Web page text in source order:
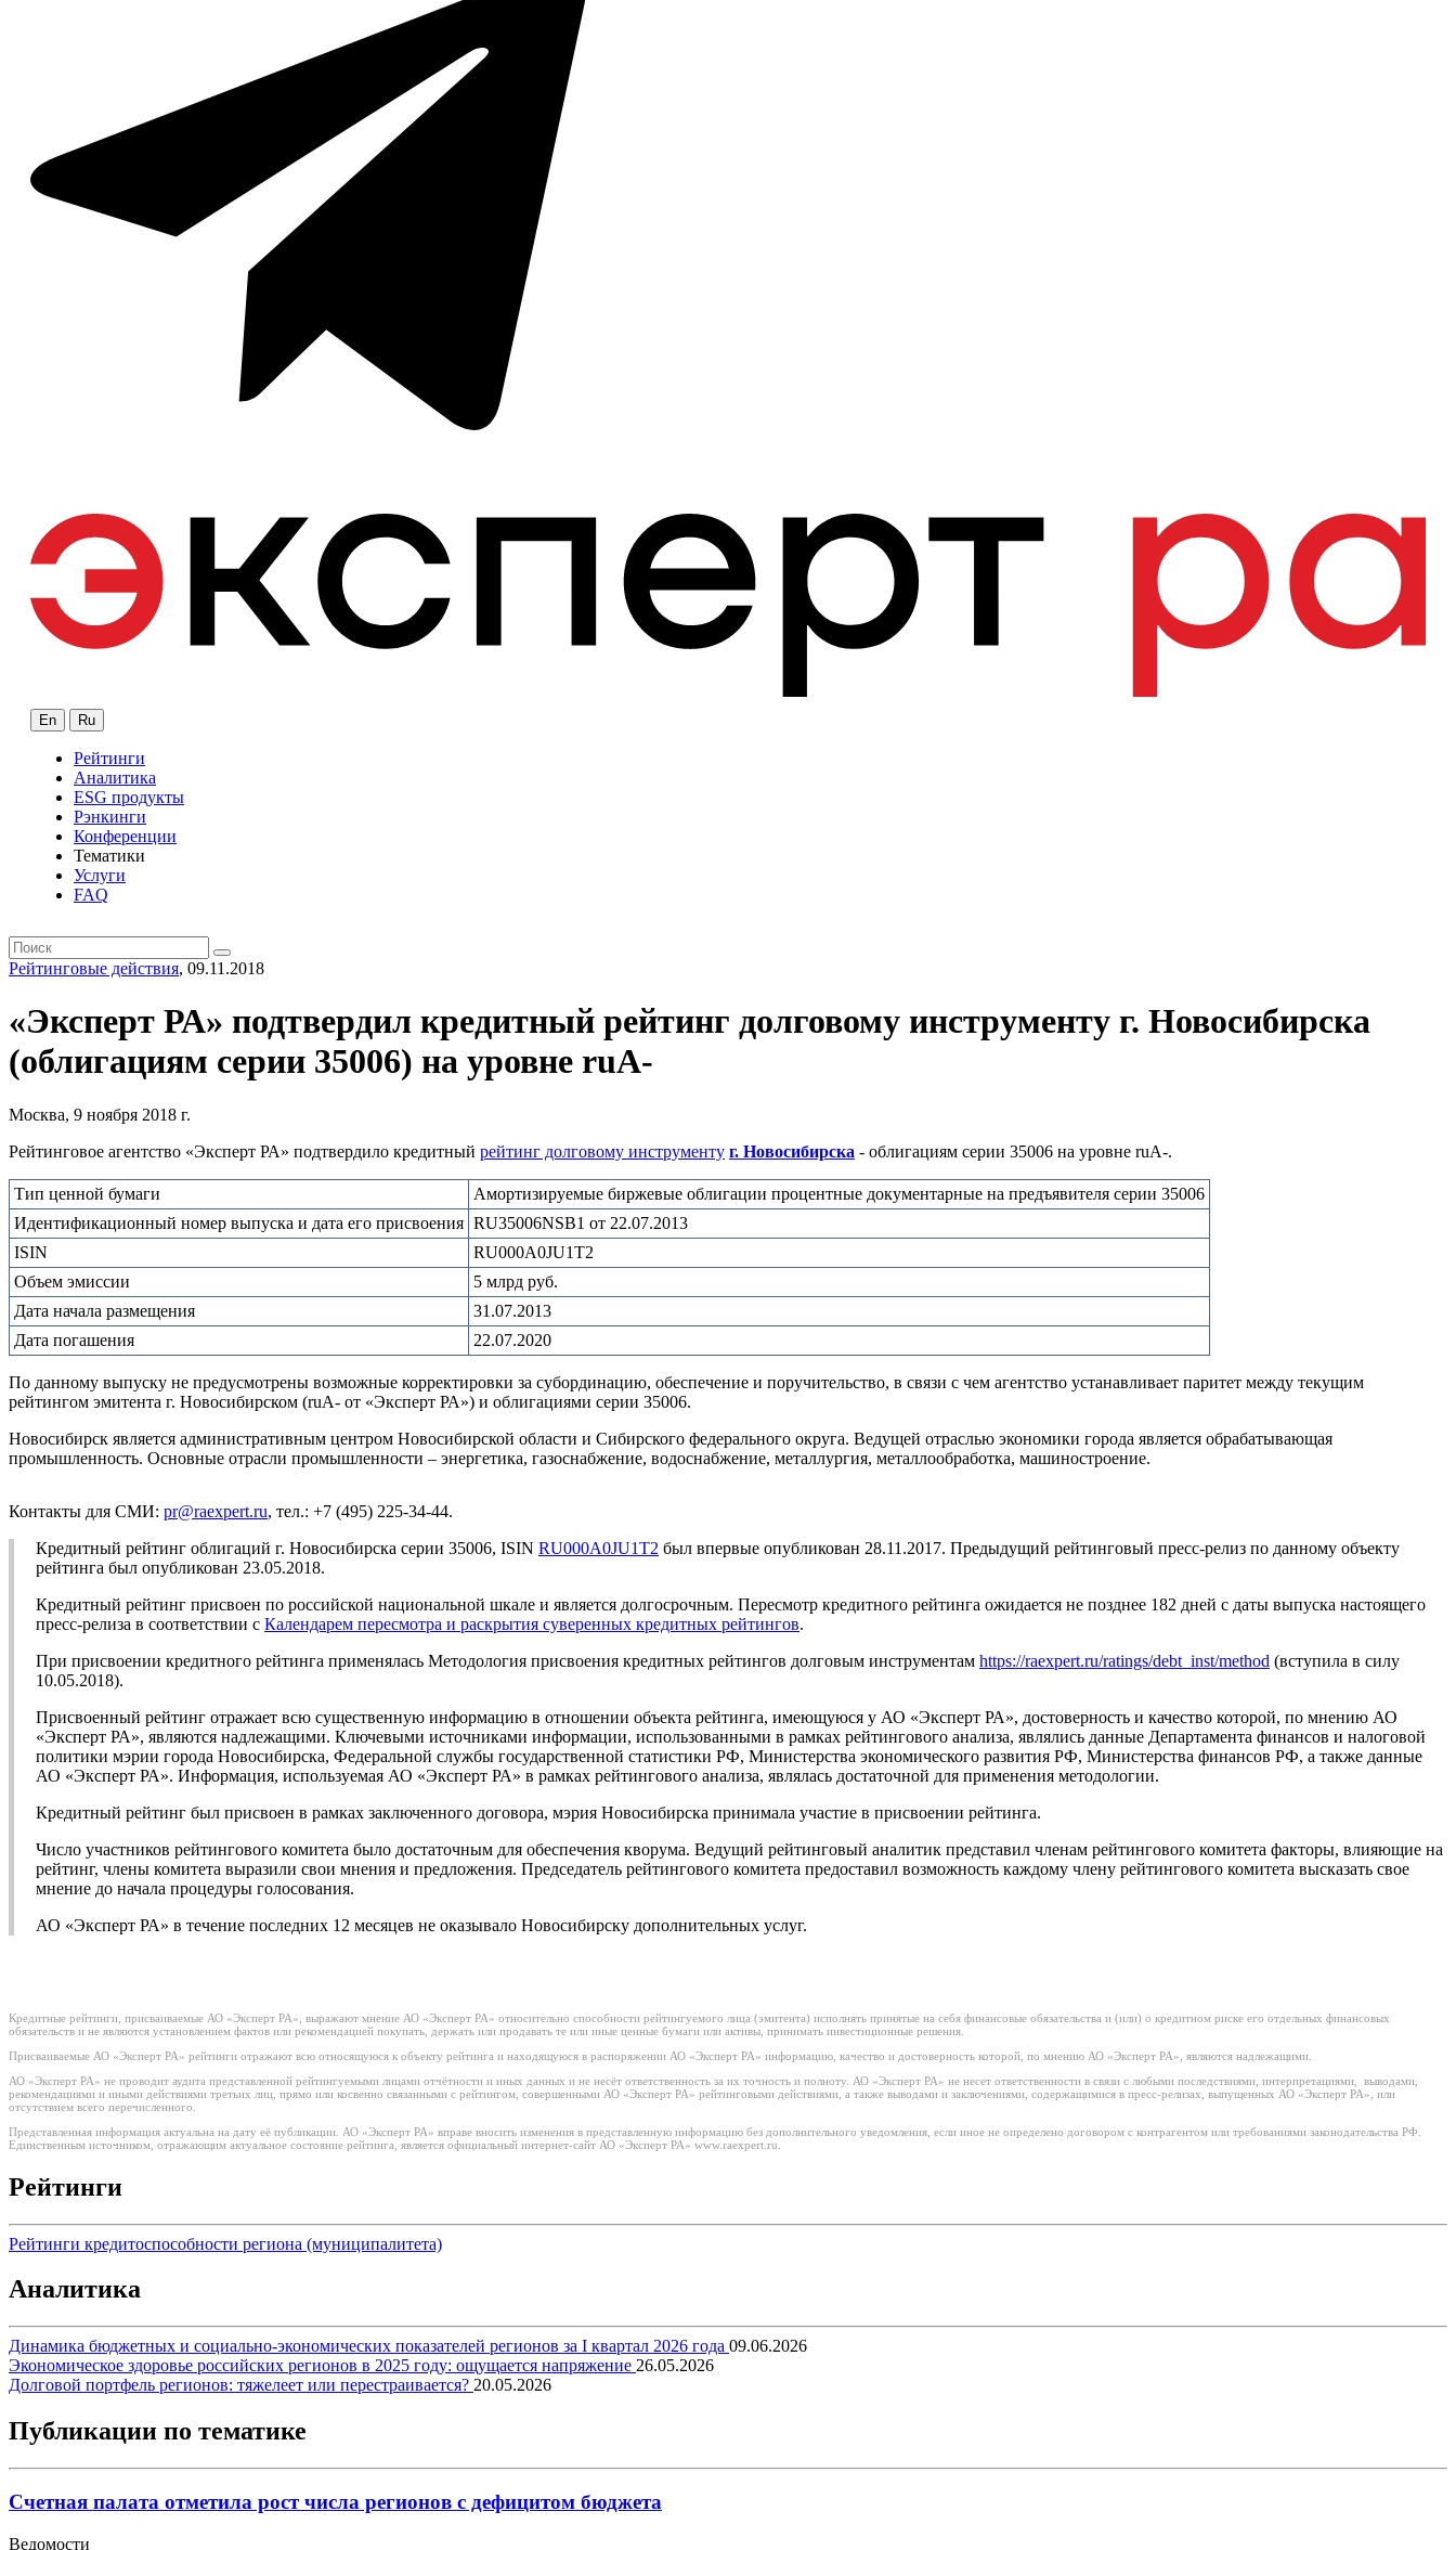
En Ru
Рейтинги
Аналитика
ESG продукты
Рэнкинги
Конференции
Тематики
Услуги
FAQ
Рейтинговые действия, 09.11.2018
«Эксперт РА» подтвердил кредитный рейтинг долговому инструменту г. Новосибирска
(облигациям серии 35006) на уровне ruА-
Москва, 9 ноября 2018 г.
Рейтинговое агентство «Эксперт РА» подтвердило кредитный рейтинг долговому инструменту г. Новосибирска - облигациям серии 35006 на уровне ruА-.
Тип ценной бумаги
Амортизируемые биржевые облигации процентные документарные на предъявителя серии 35006
Идентификационный номер выпуска и дата его присвоения RU35006NSB1 от 22.07.2013
ISIN
RU000A0JU1T2
Объем эмиссии
5 млрд руб.
Дата начала размещения
31.07.2013
Дата погашения
22.07.2020
По данному выпуску не предусмотрены возможные корректировки за субординацию, обеспечение и поручительство, в связи с чем агентство устанавливает паритет между текущим
рейтингом эмитента г. Новосибирском (ruА- от «Эксперт РА») и облигациями серии 35006.
Новосибирск является административным центром Новосибирской области и Сибирского федерального округа. Ведущей отраслью экономики города является обрабатывающая
промышленность. Основные отрасли промышленности – энергетика, газоснабжение, водоснабжение, металлургия, металлообработка, машиностроение.
Контакты для СМИ: pr@raexpert.ru, тел.: +7 (495) 225-34-44.
Кредитный рейтинг облигаций г. Новосибирска серии 35006, ISIN RU000A0JU1T2 был впервые опубликован 28.11.2017. Предыдущий рейтинговый пресс-релиз по данному объекту
рейтинга был опубликован 23.05.2018.
Кредитный рейтинг присвоен по российской национальной шкале и является долгосрочным. Пересмотр кредитного рейтинга ожидается не позднее 182 дней с даты выпуска настоящего
пресс-релиза в соответствии с Календарем пересмотра и раскрытия суверенных кредитных рейтингов.
При присвоении кредитного рейтинга применялась Методология присвоения кредитных рейтингов долговым инструментам https://raexpert.ru/ratings/debt_inst/method (вступила в силу
10.05.2018).
Присвоенный рейтинг отражает всю существенную информацию в отношении объекта рейтинга, имеющуюся у АО «Эксперт РА», достоверность и качество которой, по мнению АО
«Эксперт РА», являются надлежащими. Ключевыми источниками информации, использованными в рамках рейтингового анализа, являлись данные Департамента финансов и налоговой
политики мэрии города Новосибирска, Федеральной службы государственной статистики РФ, Министерства экономического развития РФ, Министерства финансов РФ, а также данные
АО «Эксперт РА». Информация, используемая АО «Эксперт РА» в рамках рейтингового анализа, являлась достаточной для применения методологии.
Кредитный рейтинг был присвоен в рамках заключенного договора, мэрия Новосибирска принимала участие в присвоении рейтинга.
Число участников рейтингового комитета было достаточным для обеспечения кворума. Ведущий рейтинговый аналитик представил членам рейтингового комитета факторы, влияющие на
рейтинг, члены комитета выразили свои мнения и предложения. Председатель рейтингового комитета предоставил возможность каждому члену рейтингового комитета высказать свое
мнение до начала процедуры голосования.
АО «Эксперт РА» в течение последних 12 месяцев не оказывало Новосибирску дополнительных услуг.
Кредитные рейтинги, присваиваемые АО «Эксперт РА», выражают мнение АО «Эксперт РА» относительно способности рейтингуемого лица (эмитента) исполнять принятые на себя финансовые обязательства и (или) о кредитном риске его отдельных финансовых
обязательств и не являются установлением фактов или рекомендацией покупать, держать или продавать те или иные ценные бумаги или активы, принимать инвестиционные решения.
Присваиваемые АО «Эксперт РА» рейтинги отражают всю относящуюся к объекту рейтинга и находящуюся в распоряжении АО «Эксперт РА» информацию, качество и достоверность которой, по мнению АО «Эксперт РА», являются надлежащими.
АО «Эксперт РА» не проводит аудита представленной рейтингуемыми лицами отчётности и иных данных и не несёт ответственность за их точность и полноту. АО «Эксперт РА» не несет ответственности в связи с любыми последствиями, интерпретациями, выводами,
рекомендациями и иными действиями третьих лиц, прямо или косвенно связанными с рейтингом, совершенными АО «Эксперт РА» рейтинговыми действиями, а также выводами и заключениями, содержащимися в пресс-релизах, выпущенных АО «Эксперт РА», или
отсутствием всего перечисленного.
Представленная информация актуальна на дату её публикации. АО «Эксперт РА» вправе вносить изменения в представленную информацию без дополнительного уведомления, если иное не определено договором с контрагентом или требованиями законодательства РФ.
Единственным источником, отражающим актуальное состояние рейтинга, является официальный интернет-сайт АО «Эксперт РА» www.raexpert.ru.
Рейтинги
Рейтинги кредитоспособности региона (муниципалитета)
Аналитика
Динамика бюджетных и социально-экономических показателей регионов за I квартал 2026 года 09.06.2026
Экономическое здоровье российских регионов в 2025 году: ощущается напряжение 26.05.2026
Долговой портфель регионов: тяжелеет или перестраивается? 20.05.2026
Публикации по тематике
Счетная палата отметила рост числа регионов с дефицитом бюджета
Ведомости